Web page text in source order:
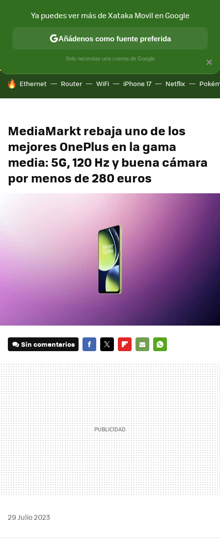
CONECTIVIDAD MÓVIL Y SOCIEDAD APLICACIONES
HOY SE HABLA DE
Ethernet Router WiFi iPhone 17 Netflix
MediaMarkt rebaja uno de los
mejores OnePlus en la gama
media: 5G, 120 Hz y buena cámara
por menos de 280 euros
Sin comentarios
MAIL
29 Julio 2023
×
Ya puedes ver más de Xataka Movil en Google
Añádenos como fuente preferida
Solo necesitas una cuenta de Google